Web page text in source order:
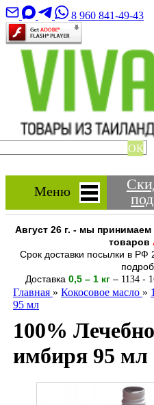
8 960 841-49-43
ОК
Меню
Август 26 г. - мы
товаров
Срок доставки посылки в РФ
Доставка 0,5 – 1 кг – 1134 -
Главная » Кокосовое масло »
95 мл
100%
имбиря 95 мл